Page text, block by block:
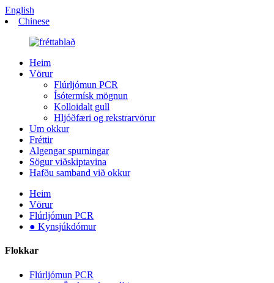
English
Chinese
Heim
Vörur
Flúrljómun PCR
Ísótermísk mögnun
Kolloidalt gull
Hljóðfæri og rekstrarvörur
Um okkur
Fréttir
Algengar spurningar
Sögur viðskiptavina
Hafðu samband við okkur
Heim
Vörur
Flúrljómun PCR
● Kynsjúkdómur
Flokkar
Flúrljómun PCR